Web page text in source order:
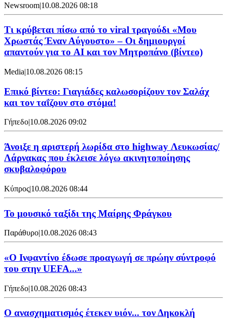
Newsroom|10.08.2026 08:18
Τι κρύβεται πίσω από το viral τραγούδι «Μου
Χρωστάς Έναν Αύγουστο» – Οι δημιουργοί
απαντούν για το AI και τον Μητροπάνο (βίντεο)
Media|10.08.2026 08:15
Επικό βίντεο: Γιαγιάδες καλωσορίζουν τον Σαλάχ
και τον ταΐζουν στο στόμα!
Γήπεδο|10.08.2026 09:02
Άνοιξε η αριστερή λωρίδα στο highway Λευκωσίας/
Λάρνακας που έκλεισε λόγω ακινητοποίησης
σκυβαλοφόρου
Κύπρος|10.08.2026 08:44
Το μουσικό ταξίδι της Μαίρης Φράγκου
Παράθυρο|10.08.2026 08:43
«Ο Ινφαντίνο έδωσε προαγωγή σε πρώην σύντροφό
του στην UEFA...»
Γήπεδο|10.08.2026 08:43
Ο ανασχηματισμός έτεκεν υιόν... τον Δηκοκλή